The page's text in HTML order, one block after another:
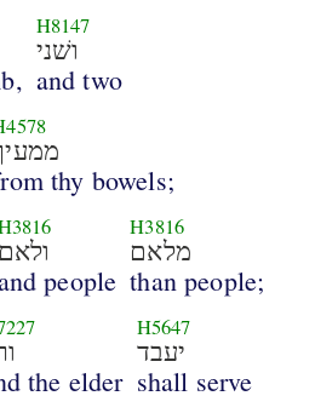
H8147
ושׁני
and two
thy bowels;
ולאם
people
H3816
מלאם
than people;
the elder
H5647
יעבד
shall serve